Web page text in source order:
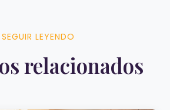
SEGUIR LEYENDO
relacionados